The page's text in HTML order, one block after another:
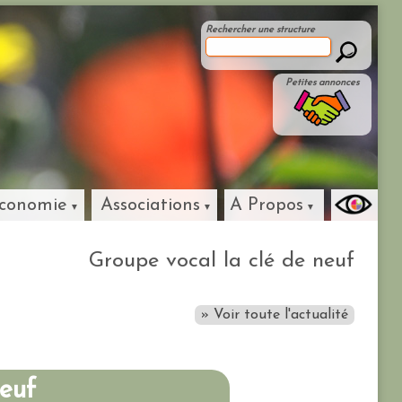
Rechercher une structure
Petites annonces
Associations A Propos
Groupe vocal la clé de neuf
» Voir toute l'actualité